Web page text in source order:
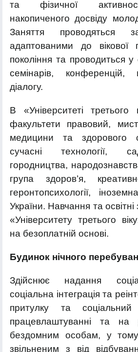
та фізичної
накопиченого досвіду
Заняття проводяться
адаптованими до вікової
покоління та проводиться у
семінарів, конференцій,
діалогу.
В «Університеті третього
факультети правовий,
медицини та здорового
сучасні технології,
городництва,
група здоров’я,
геронтопсихології,
України. Навчання та
«Університету третього
на безоплатній основі.
Будинок нічного
Здійснює надання
соціальна інтеграція та
притулку та
працевлаштуванні та на
бездомним особам, у
звільненим з від